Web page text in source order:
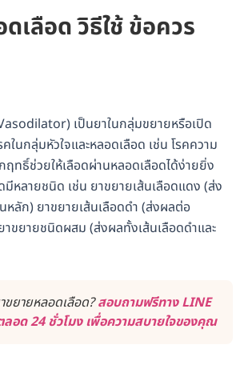
เลือด วิธีใช้ ข้อควร
เป็นยาในกลุ่มขยายหรือเปิด
ในกลุ่มหัวใจและหลอดเลือด เช่น โรคความ
ทธิ์ช่วยให้เลือดผ่านหลอดเลือดได้ง่ายยิ่ง
หลายชนิด เช่น ยาขยายเส้นเลือดแดง (ส่ง
หลัก) ยาขยายเส้นเลือดดำ (ส่งผลต่อ
าขยายชนิดผสม (ส่งผลทั้งเส้นเลือดดำและ
ขยายหลอดเลือด?สอบถามฟรีทาง LINE
อด 24 ชั่วโมง เพื่อความสบายใจของคุณ